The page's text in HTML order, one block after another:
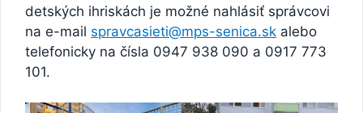
detských ihriskách je možné nahlásiť správcovi
na e-mail spravcasieti@mps-senica.sk alebo
telefonicky na čísla 0947 938 090 a 0917 773
101.